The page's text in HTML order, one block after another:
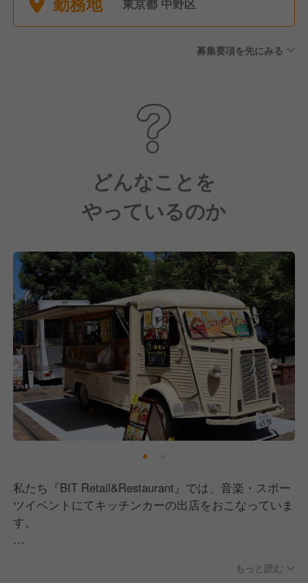
募集要項を先にみる
どんなことを
やっているのか
私たち『BIT Retail&Restaurant』では、音楽・スポー
ツイベントにてキッチンカーの出店をおこなっていま
す。
提供メニューやイベントのテーマに合わせて使い分け
もっと読む